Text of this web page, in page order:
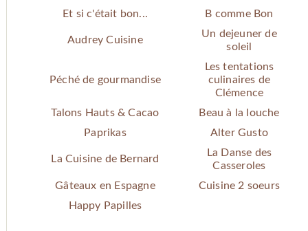
Et si c'était bon...
B comme Bon
Audrey Cuisine
Un dejeuner de
soleil
Péché de gourmandise
Les tentations
culinaires de
Clémence
Talons Hauts & Cacao
Beau à la louche
Paprikas
Alter Gusto
La Cuisine de Bernard
La Danse des
Casseroles
Gâteaux en Espagne
Cuisine 2 soeurs
Happy Papilles